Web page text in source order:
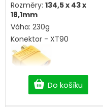
Do košíku
Rozměry: 134,5 x 43 x
18,1mm
Váha: 230g
Konektor - XT90